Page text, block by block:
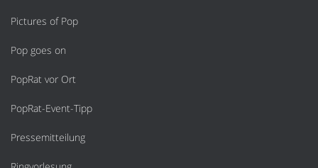
Pictures of Pop
Pop goes on
PopRat vor Ort
PopRat-Event-Tipp
Pressemitteilung